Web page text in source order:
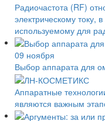
Радиочастота (RF)
электрическому току,
используемому для
09 ноября
Выбор аппарата для
Аппаратные
являются важным